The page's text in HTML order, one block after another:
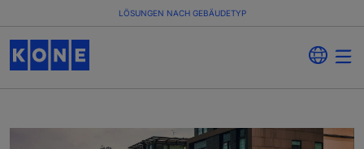
LÖSUNGEN NACH GEBÄUDETYP